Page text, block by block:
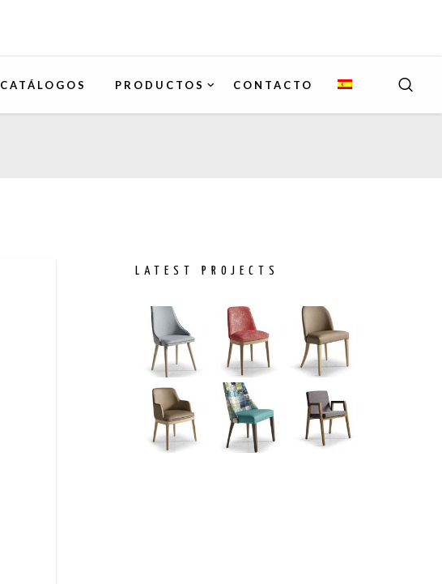
CATÁLOGOS PRODUCTOS CONTACTO
LATEST PROJECTS